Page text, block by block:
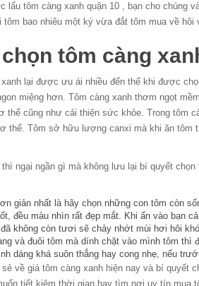
lẩu tôm càng xanh quận 10 , bạn cho chúng
tôm bao nhiêu một ký vừa đắt tôm mua về
tôm càng
lại được ưu ái nhiều đến thế khi được
miệng hơn. Tôm càng xanh thơm ngọt
thể cũng như cải thiện sức khỏe. Trong tôm
thể. Tôm sở hữu lượng canxi mà khi ăn
ngại ngần gì mà không lưu lại bí quyết
giản nhất là hãy chọn những con tôm còn
đều màu nhìn rất đẹp mắt. Khi ấn vào bạn
không còn tươi sẽ chảy nhớt mùi hơi hôi
và đuôi tôm mà dính chặt vào mình tôm thì
dáng khá suôn thẳng hay cong nhẹ, nếu
về giá tôm càng xanh hiện nay và bí quyết
tiết kiệm thời gian hay tìm nơi uy tín mua